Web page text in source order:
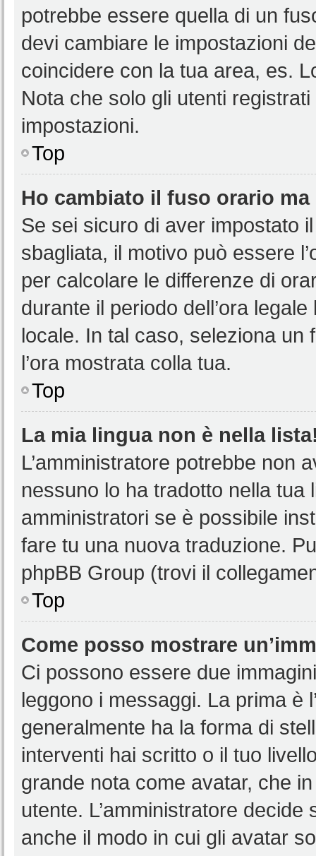
potrebbe essere quella di un
devi cambiare le impostazioni
coincidere con la tua area, es.
Nota che solo gli utenti
impostazioni.
Top
Ho cambiato il fuso orario ma
Se sei sicuro di aver impostato
sbagliata, il motivo può essere
per calcolare le differenze di
durante il periodo dell’ora
locale. In tal caso, seleziona
l’ora mostrata colla tua.
Top
La mia lingua non è nella
L’amministratore potrebbe non
nessuno lo ha tradotto nella tua
amministratori se è possibile
fare tu una nuova traduzione.
phpBB Group (trovi il
Top
Come posso mostrare
Ci possono essere due
leggono i messaggi. La prima è
generalmente ha la forma di
interventi hai scritto o il tuo
grande nota come avatar, che
utente. L’amministratore
anche il modo in cui gli avatar